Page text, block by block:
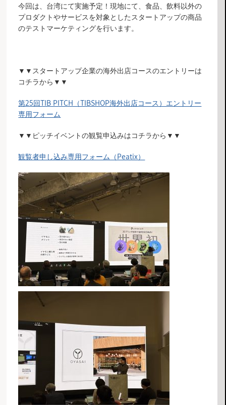
今回は、台湾にて実施予定！現地にて、食品、飲料以外の
プロダクトやサービスを対象としたスタートアップの商品
のテストマーケティングを行います。
▼▼スタートアップ企業の海外出店コースのエントリーは
コチラから▼▼
第25回TIB PITCH（TIBSHOP海外出店コース）エントリー
専用フォーム
▼▼ピッチイベントの観覧申込みはコチラから▼▼
観覧者申し込み専用フォーム（Peatix）